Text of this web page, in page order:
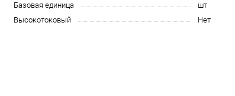
Базовая единица
шт
Высокотоковый
Нет